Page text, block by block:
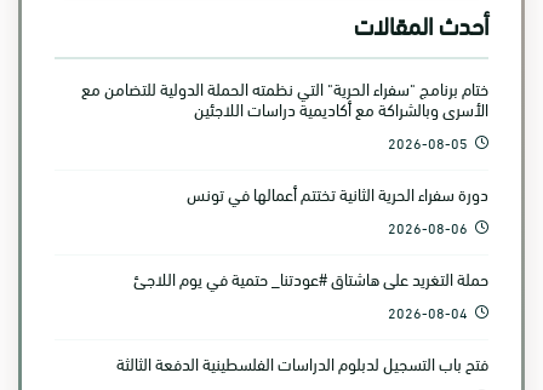
أحدث المقالات
ختام برنامج "سفراء الحرية" التي نظمته الحملة الدولية للتضامن مع
الأسرى وبالشراكة مع أكاديمية دراسات اللاجئين
2026-08-05
دورة سفراء الحرية الثانية تختتم أعمالها في تونس
2026-08-06
حملة التغريد على هاشتاق #عودتنا_ حتمية في يوم اللاجئ
2026-08-04
فتح باب التسجيل لدبلوم الدراسات الفلسطينية الدفعة الثالثة